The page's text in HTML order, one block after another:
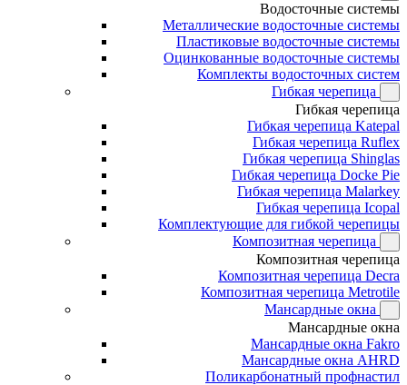
Водосточные системы
Металлические водосточные системы
Пластиковые водосточные системы
Оцинкованные водосточные системы
Комплекты водосточных систем
Гибкая черепица
Гибкая черепица
Гибкая черепица Katepal
Гибкая черепица Ruflex
Гибкая черепица Shinglas
Гибкая черепица Docke Pie
Гибкая черепица Malarkey
Гибкая черепица Icopal
Комплектующие для гибкой черепицы
Композитная черепица
Композитная черепица
Композитная черепица Decra
Композитная черепица Metrotile
Мансардные окна
Мансардные окна
Мансардные окна Fakro
Мансардные окна AHRD
Поликарбонатный профнастил